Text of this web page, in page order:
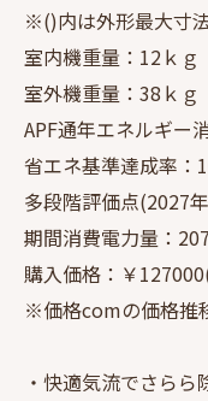
※()内は外形最大寸
室内機重量：12ｋｇ
室外機重量：38ｋｇ
APF通年エネルギー
省エネ基準達成率
多段階評価点(2027
期間消費電力量：
購入価格：￥
※価格comの価格推
・快適気流でさら